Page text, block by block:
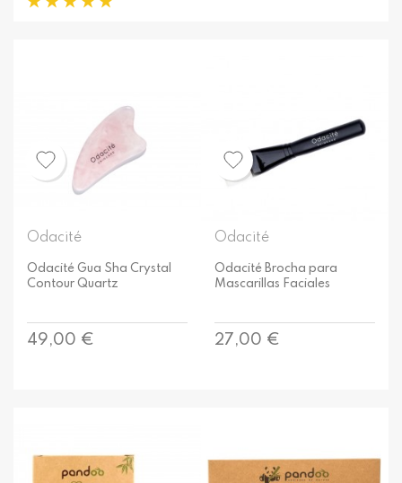
Odacité
Odacité Gua Sha Crystal
Contour Quartz
Precio
49,00 €
Odacité
Odacité Brocha para
Mascarillas Faciales
Precio
27,00 €